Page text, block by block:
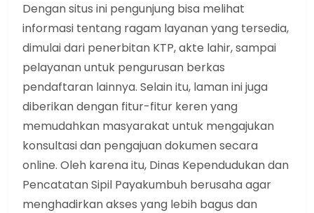
Dengan situs ini pengunjung bisa melihat
informasi tentang ragam layanan yang tersedia,
dimulai dari penerbitan KTP, akte lahir, sampai
pelayanan untuk pengurusan berkas
pendaftaran lainnya. Selain itu, laman ini juga
diberikan dengan fitur-fitur keren yang
memudahkan masyarakat untuk mengajukan
konsultasi dan pengajuan dokumen secara
online. Oleh karena itu, Dinas Kependudukan dan
Pencatatan Sipil Payakumbuh berusaha agar
menghadirkan akses yang lebih bagus dan